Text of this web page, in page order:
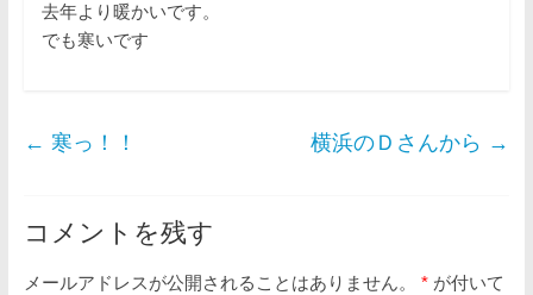
去年より暖かいです。
でも寒いです
← 寒っ！！ 横浜のＤさんから →
コメントを残す
メールアドレスが公開されることはありません。 *が付いて